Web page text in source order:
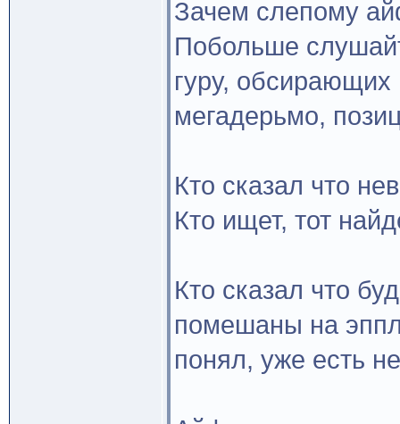
Зачем слепому
Побольше
гуру,
мегадерьмо,
Кто сказал что
Кто ищет, тот
Кто сказал что
помешаны на
понял, уже есть